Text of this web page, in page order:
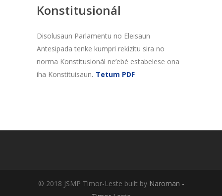
Konstitusionál
Disolusaun Parlamentu no Eleisaun
Antesipada tenke kumpri rekizitu sira no
norma Konstitusionál ne’ebé estabelese ona
iha Konstituisaun. Tetum PDF
© 2018 JSMP Timor-Leste built by Naroman -